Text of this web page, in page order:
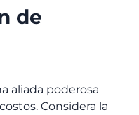
de
aliada poderosa
Considera la